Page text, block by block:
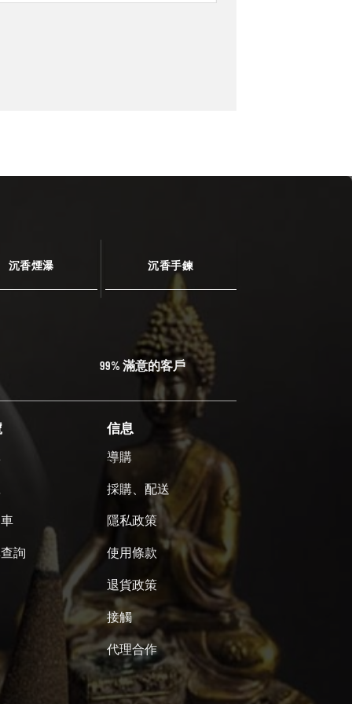
沉香煙瀑 沉香手鍊
99% 滿意的客戶
詢
信息
導購
採購、配送
隱私政策
使用條款
退貨政策
接觸
代理合作